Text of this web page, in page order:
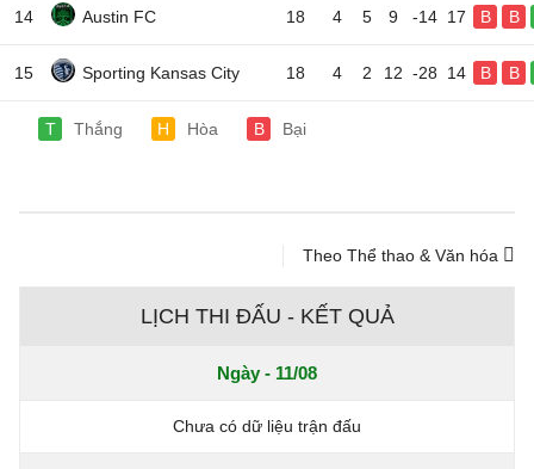
14 Austin FC 18 4 5 9 -14 17 B B
15 Sporting Kansas City 18 4 2 12 -28 14 B B
T Thắng H Hòa B Bại
Theo Thể thao & Văn hóa
LỊCH THI ĐẤU - KẾT QUẢ
Ngày - 11/08
Chưa có dữ liệu trận đấu